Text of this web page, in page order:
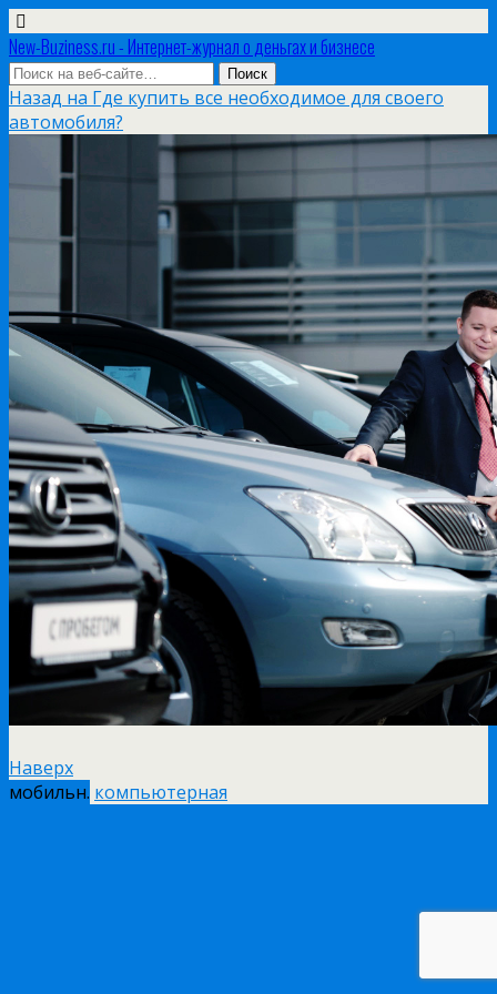
New-Buziness.ru - Интернет-журнал о деньгах и бизнесе
Назад на Где купить все необходимое для своего
автомобиля?
Наверх
мобильн. компьютерная